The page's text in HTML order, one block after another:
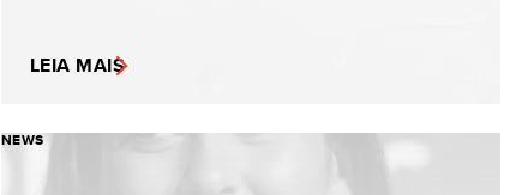
LEIA MAIS
NEWS